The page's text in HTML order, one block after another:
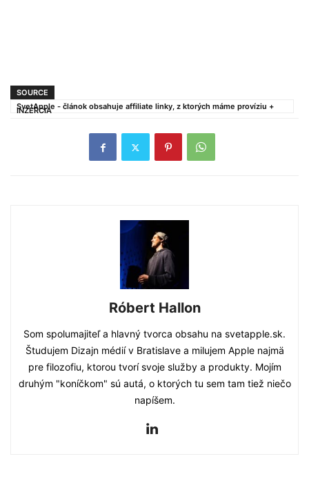
SOURCE
SvetApple - článok obsahuje affiliate linky, z ktorých máme províziu +
INZERCIA
Róbert Hallon
Som spolumajiteľ a hlavný tvorca obsahu na svetapple.sk.
Študujem Dizajn médií v Bratislave a milujem Apple najmä
pre filozofiu, ktorou tvorí svoje služby a produkty. Mojím
druhým "koníčkom" sú autá, o ktorých tu sem tam tiež niečo
napíšem.